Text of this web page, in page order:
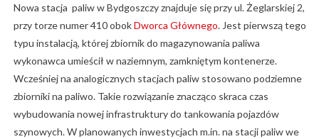
Nowa stacja paliw w Bydgoszczy znajduje się przy ul. Żeglarskiej 2,
przy torze numer 410 obokDworca Głównego. Jest pierwszą tego
typu instalacją, której zbiornik do magazynowania paliwa
wykonawca umieścił w naziemnym, zamkniętym kontenerze.
Wcześniej na analogicznych stacjach paliw stosowano podziemne
zbiorniki na paliwo. Takie rozwiązanie znacząco skraca czas
wybudowania nowej infrastruktury do tankowania pojazdów
szynowych. W planowanych inwestycjach m.in. na stacji paliw we